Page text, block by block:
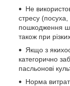
Не
стресу (посуха,
пошкодження
також при
Якщо з
категорично
пасльонові
Норма